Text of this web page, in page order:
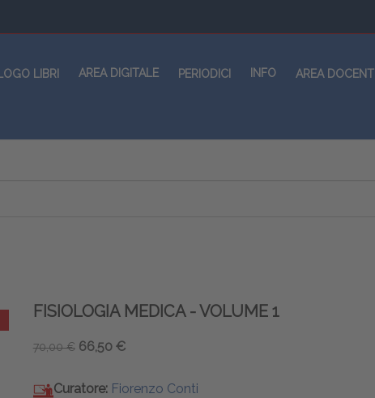
LIBRI AREA DIGITALE PERIODICI INFO AREA DOCENTI
FISIOLOGIA MEDICA - VOLUME 1
70,00 € 66,50 €
Curatore: Fiorenzo Conti